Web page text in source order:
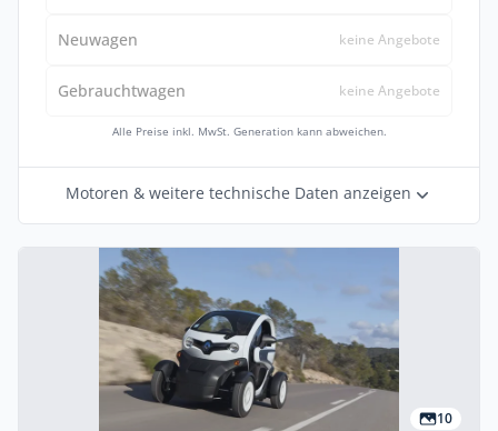
Neuwagen keine Angebote
Gebrauchtwagen keine Angebote
Alle Preise inkl. MwSt. Generation kann abweichen.
Motoren & weitere technische Daten anzeigen
10